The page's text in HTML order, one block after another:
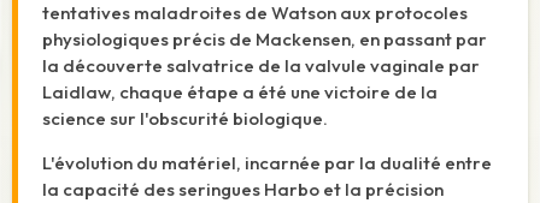
tentatives maladroites de Watson aux protocoles
physiologiques précis de Mackensen, en passant par
la découverte salvatrice de la valvule vaginale par
Laidlaw, chaque étape a été une victoire de la
science sur l'obscurité biologique.
L'évolution du matériel, incarnée par la dualité entre
la capacité des seringues Harbo et la précision